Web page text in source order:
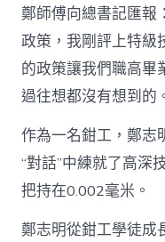
鄭師傅向總書記匯報
政策，我剛評上特級
的政策讓我們職高畢
過往想都沒有想到的
作為一名鉗工，鄭志
“對話”中練就了高深
把持在0.002毫米。
鄭志明從鉗工學徒成